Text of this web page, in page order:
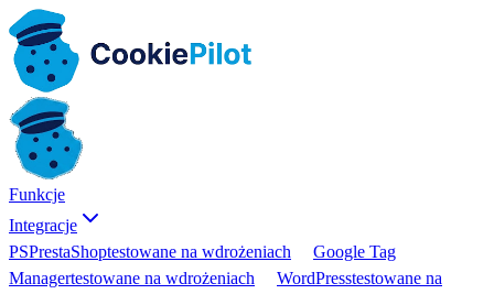
Funkcje
Integracje
PSPrestaShoptestowane na wdrożeniach
Google Tag
Managertestowane na wdrożeniach WordPresstestowane na